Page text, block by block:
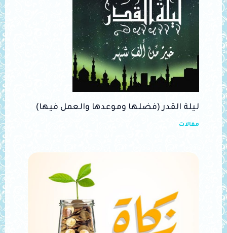
ليلة القدر (فضلها وموعدها والعمل فيها)
مقالات